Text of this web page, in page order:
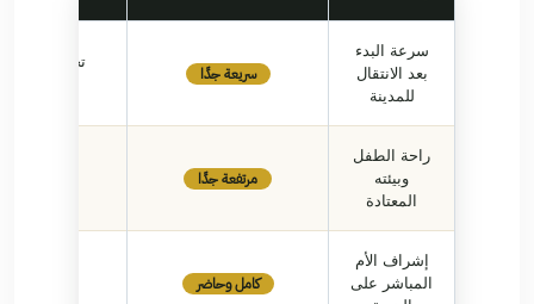
سرعة البدء
بعد الانتقال
للمدينة
سريعة جدًا
تحتاج بحثًا
راحة الطفل
وبيئته
المعتادة
مرتفعة جدًا
إشراف الأم
المباشر على
كامل وحاضر